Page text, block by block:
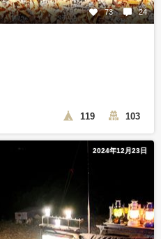
73 24
119 103
2024年12月23日